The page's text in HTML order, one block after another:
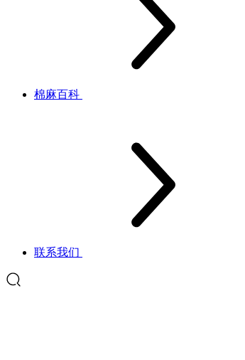
棉麻百科
联系我们